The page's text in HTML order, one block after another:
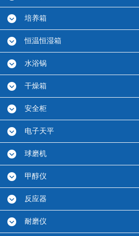
培养箱
恒温恒湿箱
水浴锅
干燥箱
安全柜
电子天平
球磨机
甲醇仪
反应器
耐磨仪